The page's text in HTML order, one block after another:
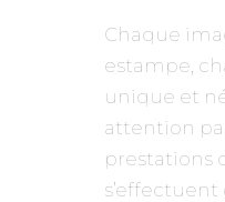
Chaque
estampe,
unique et
attention
prestations
s’effectuent